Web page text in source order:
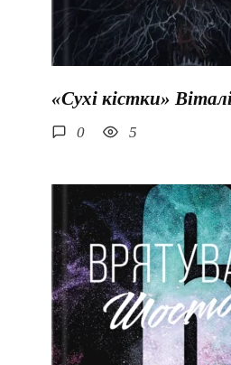
«Сухі кістки»
0 5